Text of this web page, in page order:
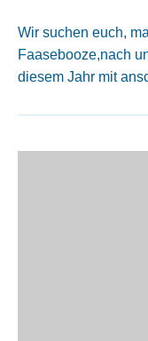
Wir suchen euch,
Faasebooze,nach
diesem Jahr mit